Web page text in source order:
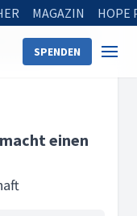
MAGAZIN HOPE
SPENDEN
in der Wirtschaft
einen